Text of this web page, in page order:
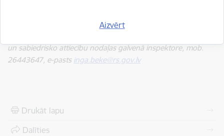
Aizvērt
un sabiedrisko attiecību nodaļas galvenā inspektore, mob.
26443647, e-pasts inga.beke@rs.gov.lv
Drukāt lapu
Dalīties